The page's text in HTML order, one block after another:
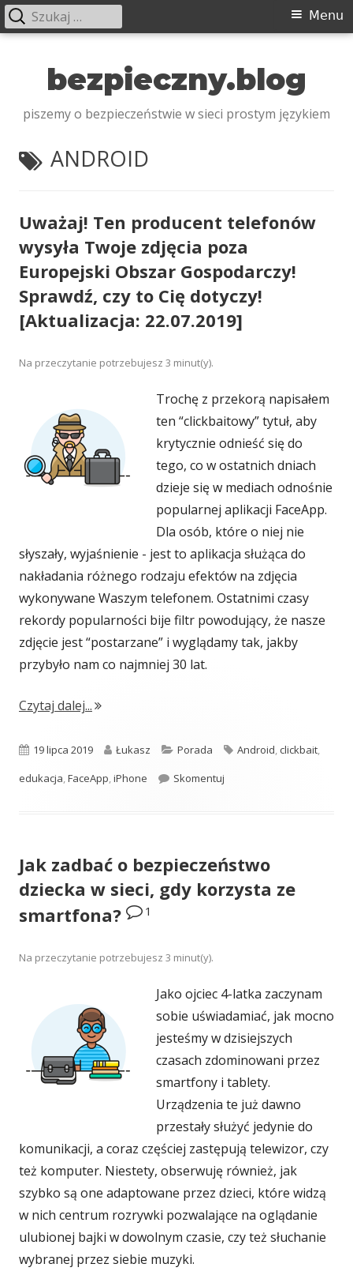
bezpieczny.blog
piszemy o bezpieczeństwie w sieci prostym językiem
Menu
Menu
Szukaj:
TAGI:
ANDROID
Uważaj! Ten producent telefonów
wysyła Twoje zdjęcia poza
Europejski Obszar Gospodarczy!
Sprawdź, czy to Cię dotyczy!
[Aktualizacja: 22.07.2019]
Na przeczytanie potrzebujesz 3 minut(y).
Trochę z przekorą napisałem
ten “clickbaitowy” tytuł, aby
krytycznie odnieść się do
tego, co w ostatnich dniach
dzieje się w mediach odnośnie
popularnej aplikacji FaceApp.
Dla osób, które o niej nie
słyszały, wyjaśnienie - jest to aplikacja służąca do
nakładania różnego rodzaju efektów na zdjęcia
wykonywane Waszym telefonem. Ostatnimi czasy
rekordy popularności bije filtr powodujący, że nasze
zdjęcie jest “postarzane” i wyglądamy tak, jakby
przybyło nam co najmniej 30 lat.
Czytaj dalej..."Uważaj! Ten producent telefonów wysyła
Opublikowano
19 lipca 2019 Autor
Łukasz Kategorie
Porada Tagi
Android, clickbait,
edukacja,FaceApp,iPhone Skomentuj
Jak zadbać o bezpieczeństwo
dziecka w sieci, gdy korzysta ze
smartfona?
1
Na przeczytanie potrzebujesz 3 minut(y).
Jako ojciec 4-latka zaczynam
sobie uświadamiać, jak mocno
jesteśmy w dzisiejszych
czasach zdominowani przez
smartfony i tablety.
Urządzenia te już dawno
przestały służyć jedynie do
komunikacji, a coraz częściej zastępują telewizor, czy
też komputer. Niestety, obserwuję również, jak
szybko są one adaptowane przez dzieci, które widzą
w nich centrum rozrywki pozwalające na oglądanie
ulubionej bajki w dowolnym czasie, czy też słuchanie
wybranej przez siebie muzyki.